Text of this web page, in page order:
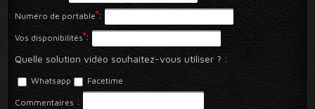
Numéro de portable*
:
Vos disponibilités*
:
Quelle solution vidéo souhaitez-vous utiliser ? :
Whatsapp Facetime
Commentaires :